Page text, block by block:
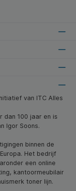
van ITC Alles
dan 100 jaar en is
Igor Soons.
binnen de
Het bedrijf
een online
kantoormeubilair
toner lijn.